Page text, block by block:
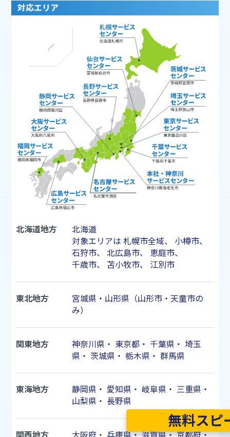
対応エリア
北海道地方
北海道
対象エリアは 札幌市全域、 小樽市、
石狩市、 北広島市、 恵庭市、
千歳市、 苫小牧市、 江別市
東北地方
宮城県・山形県（山形市・天童市の
み）
関東地方 神奈川県 ・ 東京都・ 千葉県 ・ 埼玉
県 ・ 茨城県 ・ 栃木県 ・ 群馬県
東海地方 静岡県 ・ 愛知県 ・ 岐阜県 ・ 三重県 ・
山梨県 ・ 長野県
無料スピ